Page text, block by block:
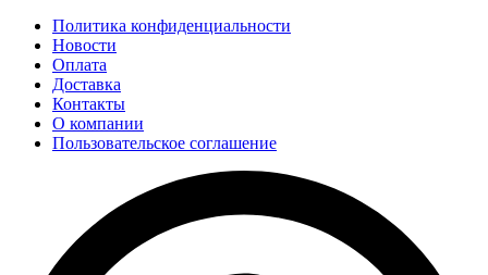
Политика конфиденциальности
Новости
Оплата
Доставка
Контакты
О компании
Пользовательское соглашение